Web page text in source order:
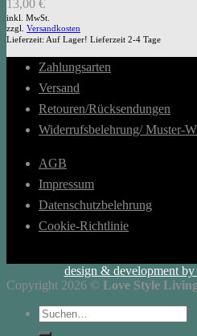
13,00 €
inkl. MwSt.
zzgl. Versandkosten
Lieferzeit: Auf Lager! Lieferzeit 2-4 Tage
Zahlungsarten
Versand
Retouren/Rücksendungen
Widerrufsbelehrung/ Muster-
AGB
Impressum
Datenschutzbelehrung
Cookie-Richtlinie
design & development
Copyright 2026 © Love Style Living
Suchen
nach: